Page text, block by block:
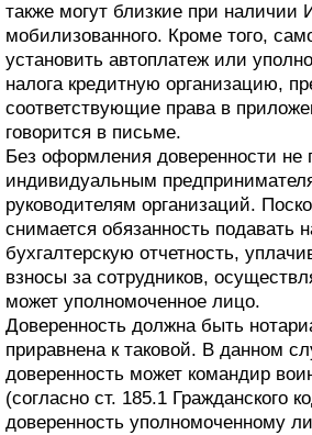
также могут близкие при наличии
мобилизованного. Кроме того,
установить автоплатеж или
налога кредитную организацию,
соответствующие права в
говорится в письме.
Без оформления доверенности не
индивидуальным
руководителям организаций.
снимается обязанность подавать
бухгалтерскую отчетность,
взносы за сотрудников,
может уполномоченное лицо.
Доверенность должна быть
приравнена к таковой. В данном
доверенность может командир
(согласно ст. 185.1 Гражданского
доверенность уполномоченному